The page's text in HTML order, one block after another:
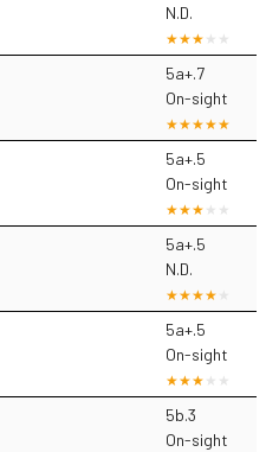
N.D.
5a+.7
On-sight
5a+.5
On-sight
5a+.5
N.D.
5a+.5
On-sight
5b.3
On-sight